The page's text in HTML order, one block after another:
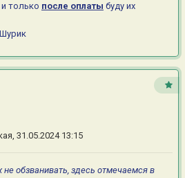
только после оплаты буду их
, 31.05.2024 13:15
обзванивать, здесь отмечаемся в